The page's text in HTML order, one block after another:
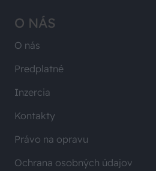
O NÁS
O nás
Predplatné
Inzercia
Kontakty
Právo na opravu
Ochrana osobných údajov